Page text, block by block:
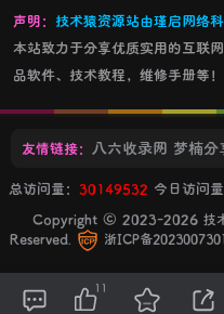
声明： 技术猿资源站由瑾启网络科
本站致力于分享优质实用的互联
品软件、技术教程，维修手册等！
友情链接： 八六收录网 梦楠分
总访问量： 30149532 今日访问量
Copyright © 2023-2026 技
Reserved.
浙ICP备
11